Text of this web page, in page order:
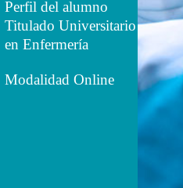
Perfil del alumno
Titulado Universitario
en Enfermería
Modalidad Online